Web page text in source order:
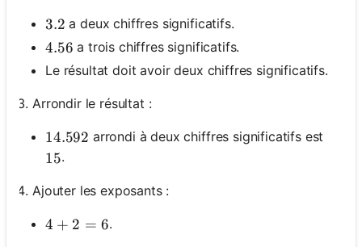
3.2
3.2 a deux chiffres significatifs.
4.56
4.56 a trois chiffres significatifs.
Le résultat doit avoir deux chiffres significatifs.
Arrondir le résultat :
14.592
14.592 arrondi à deux chiffres significatifs est
15
15.
Ajouter les exposants :
4+2=6
4 + 2 = 6.